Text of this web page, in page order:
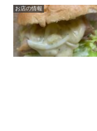
お店の情報